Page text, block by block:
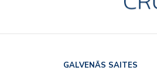
GALVENĀS SAITES